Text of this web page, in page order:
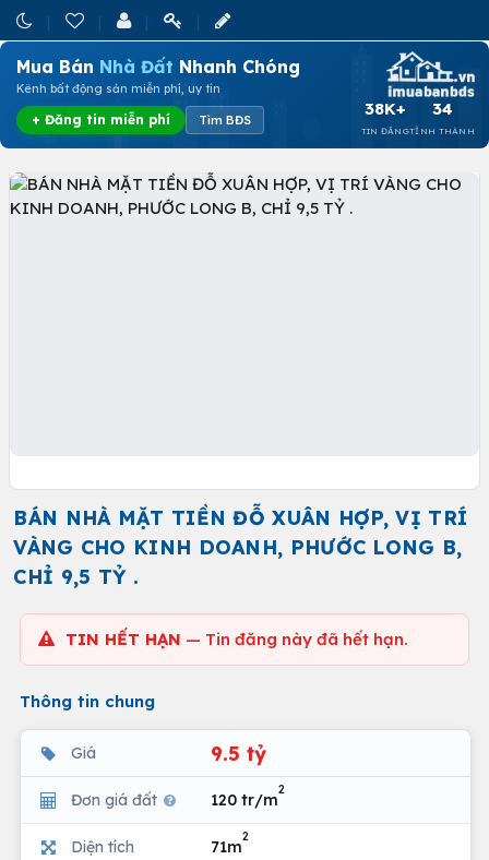
Mua Bán Nhà Đất Nhanh Chóng
Kênh bất động sản miễn phí, uy tín
+ Đăng tin miễn phí Tìm BĐS
38K+
TIN ĐĂNG
34
TỈNH THÀNH
BÁN NHÀ MẶT TIỀN ĐỖ XUÂN HỢP, VỊ TRÍ
VÀNG CHO KINH DOANH, PHƯỚC LONG B,
CHỈ 9,5 TỶ .
TIN HẾT HẠN — Tin đăng này đã hết hạn.
Thông tin chung
Giá 9.5 tỷ
Đơn giá đất 120 tr/m
2
Diện tích 71m
2